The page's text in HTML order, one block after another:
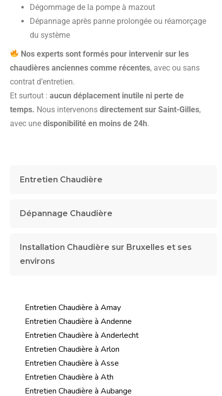
Entretien Chaudière
Dépannage Chaudière
Installation Chaudière sur Bruxelles et ses
environs
Dégommage de la pompe à mazout
Dépannage après panne prolongée ou réamorçage
du système
Nos experts sont formés pour intervenir sur les
chaudières anciennes comme récentes, avec ou sans
contrat d’entretien.
Et surtout : aucun déplacement inutile ni perte de
temps. Nous intervenons directement sur Saint-Gilles,
avec une disponibilité en moins de 24h.
Entretien Chaudière à Amay
Entretien Chaudière à Andenne
Entretien Chaudière à Anderlecht
Entretien Chaudière à Arlon
Entretien Chaudière à Asse
Entretien Chaudière à Ath
Entretien Chaudière à Aubange